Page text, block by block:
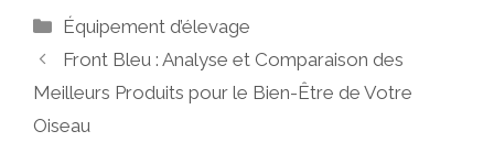
Catégories
Équipement d’élevage
Front Bleu : Analyse et Comparaison des
Meilleurs Produits pour le Bien-Être de Votre
Oiseau